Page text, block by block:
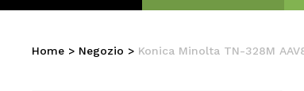
Home > Negozio > Konica Minolta TN-328M